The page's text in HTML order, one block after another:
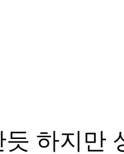
하지만